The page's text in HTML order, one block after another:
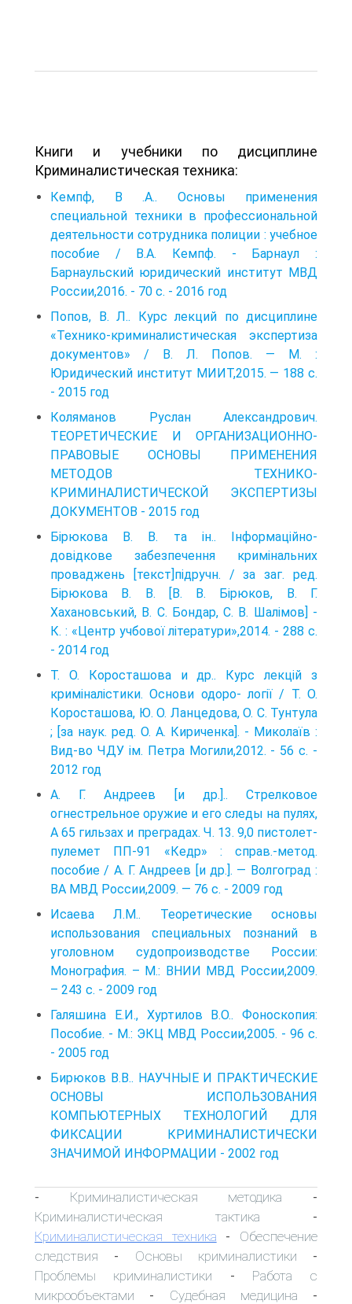
Книги и учебники по дисциплине
Криминалистическая техника:
Кемпф, В .А.. Основы применения
специальной техники в профессиональной
деятельности сотрудника полиции : учебное
пособие / В.А. Кемпф. - Барнаул :
Барнаульский юридический институт МВД
России,2016. - 70 с. - 2016 год
Попов, В. Л.. Курс лекций по дисциплине
«Технико-криминалистическая экспертиза
документов» / В. Л. Попов. — М. :
Юридический институт МИИТ,2015. — 188 с.
- 2015 год
Коляманов Руслан Александрович.
ТЕОРЕТИЧЕСКИЕ И ОРГАНИЗАЦИОННО-
ПРАВОВЫЕ ОСНОВЫ ПРИМЕНЕНИЯ
МЕТОДОВ ТЕХНИКО-
КРИМИНАЛИСТИЧЕСКОЙ ЭКСПЕРТИЗЫ
ДОКУМЕНТОВ - 2015 год
Бірюкова В. В. та ін.. Інформаційно-
довідкове забезпечення кримінальних
проваджень [текст]підручн. / за заг. ред.
Бірюкова В. В. [В. В. Бірюков, В. Г.
Хахановський, В. С. Бондар, С. В. Шалімов] -
К. : «Центр учбової літератури»,2014. - 288 с.
- 2014 год
Т. О. Коросташова и др.. Курс лекцій з
криміналістики. Основи одоро- логії / Т. О.
Коросташова, Ю. О. Ланцедова, О. С. Тунтула
; [за наук. ред. О. А. Кириченка]. - Миколаїв :
Вид-во ЧДУ ім. Петра Могили,2012. - 56 с. -
2012 год
А. Г. Андреев [и др.].. Стрелковое
огнестрельное оружие и его следы на пулях,
А 65 гильзах и преградах. Ч. 13. 9,0 пистолет-
пулемет ПП-91 «Кедр» : справ.-метод.
пособие / А. Г. Андреев [и др.]. — Волгоград :
ВА МВД России,2009. — 76 с. - 2009 год
Исаева Л.М.. Теоретические основы
использования специальных познаний в
уголовном судопроизводстве России:
Монография. – М.: ВНИИ МВД России,2009.
– 243 с. - 2009 год
Галяшина Е.И., Хуртилов В.О.. Фоноскопия:
Пособие. - М.: ЭКЦ МВД России,2005. - 96 с.
- 2005 год
Бирюков В.В.. НАУЧНЫЕ И ПРАКТИЧЕСКИЕ
ОСНОВЫ ИСПОЛЬЗОВАНИЯ
КОМПЬЮТЕРНЫХ ТЕХНОЛОГИЙ ДЛЯ
ФИКСАЦИИ КРИМИНАЛИСТИЧЕСКИ
ЗНАЧИМОЙ ИНФОРМАЦИИ - 2002 год
- Криминалистическая методика -
Криминалистическая тактика -
Криминалистическая техника - Обеспечение
следствия - Основы криминалистики -
Проблемы криминалистики - Работа с
микрообъектами - Судебная медицина -